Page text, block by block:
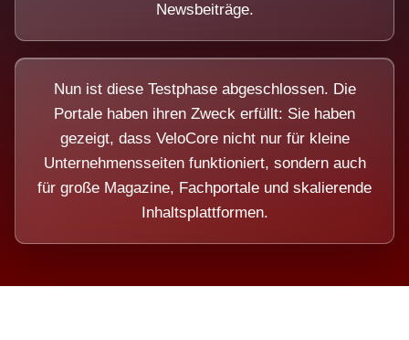
Newsbeiträge.
Nun ist diese Testphase abgeschlossen. Die
Portale haben ihren Zweck erfüllt: Sie haben
gezeigt, dass VeloCore nicht nur für kleine
Unternehmensseiten funktioniert, sondern auch
für große Magazine, Fachportale und skalierende
Inhaltsplattformen.